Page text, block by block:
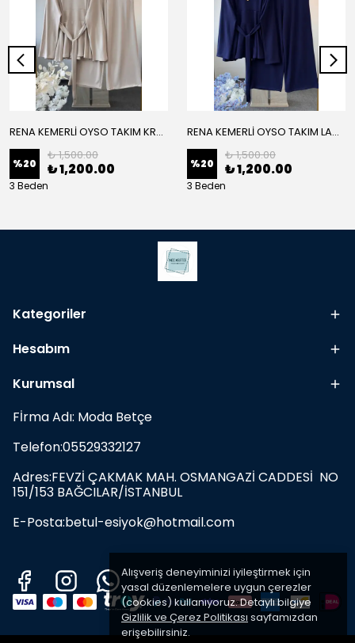
Alışveriş deneyiminizi iyileştirmek için
yasal düzenlemelere uygun çerezler
(cookies) kullanıyoruz. Detaylı bilgiye
Gizlilik ve Çerez Politikası sayfamızdan
erişebilirsiniz.
RENA KEMERLİ OYSO TAKIM KREM
%20
₺ 1,500.00
₺ 1,200.00
3 Beden
RENA KEMERLİ OYSO TAKIM LACİVERT
%20
₺ 1,500.00
₺ 1,200.00
3 Beden
Kategoriler
Hesabım
Kurumsal
Fİrma Adı: Moda Betçe
Telefon:05529332127
Adres:FEVZİ ÇAKMAK MAH. OSMANGAZİ CADDESİ NO
151/153 BAĞCILAR/İSTANBUL
E-Posta:betul-esiyok@hotmail.com